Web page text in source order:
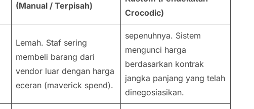
(Manual / Terpisah)
Crocodic)
Lemah. Staf sering
membeli barang dari
vendor luar dengan harga
eceran (maverick spend).
sepenuhnya. Sistem
mengunci harga
berdasarkan kontrak
jangka panjang yang telah
dinegosiasikan.